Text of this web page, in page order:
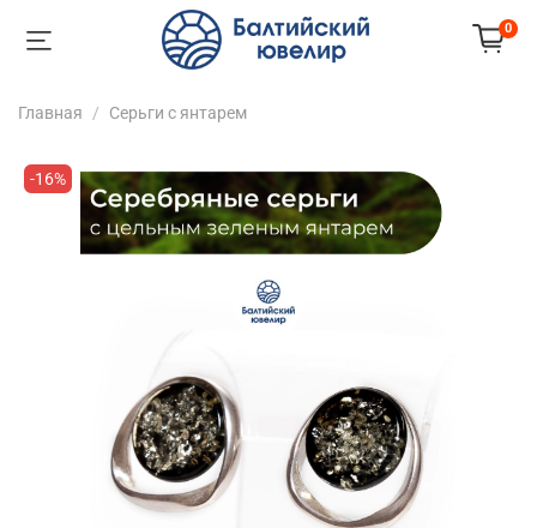
0
Главная Серьги с янтарем
-16%